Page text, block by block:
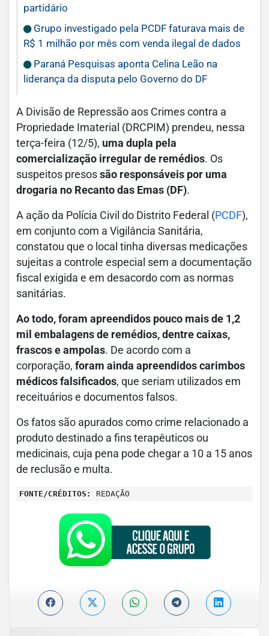
partidário
Grupo investigado pela PCDF faturava mais de
R$ 1 milhão por mês com venda ilegal de dados
Paraná Pesquisas aponta Celina Leão na
liderança da disputa pelo Governo do DF
A Divisão de Repressão aos Crimes contra a
Propriedade Imaterial (DRCPIM) prendeu, nessa
terça-feira (12/5), uma dupla pela
comercialização irregular de remédios. Os
suspeitos presos são responsáveis por uma
drogaria no Recanto das Emas (DF).
A ação da Polícia Civil do Distrito Federal (PCDF),
em conjunto com a Vigilância Sanitária,
constatou que o local tinha diversas medicações
sujeitas a controle especial sem a documentação
fiscal exigida e em desacordo com as normas
sanitárias.
Ao todo, foram apreendidos pouco mais de 1,2
mil embalagens de remédios, dentre caixas,
frascos e ampolas. De acordo com a
corporação, foram ainda apreendidos carimbos
médicos falsificados, que seriam utilizados em
receituários e documentos falsos.
Os fatos são apurados como crime relacionado a
produto destinado a fins terapêuticos ou
medicinais, cuja pena pode chegar a 10 a 15 anos
de reclusão e multa.
FONTE/CRÉDITOS: REDAÇÃO